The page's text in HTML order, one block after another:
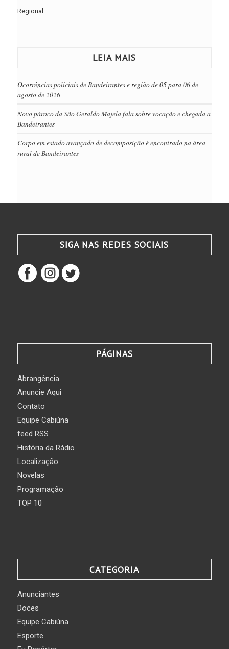
Regional
LEIA MAIS
Ocorrências policiais de Bandeirantes e região de 05 para 06 de
agosto de 2026
Novo pároco da São Geraldo Majela fala sobre vocação e chegada a
Bandeirantes
Corpo em estado avançado de decomposição é encontrado na área
rural de Bandeirantes
SIGA NAS REDES SOCIAIS
PÁGINAS
Abrangência
Anuncie Aqui
Contato
Equipe Cabiúna
feed RSS
História da Rádio
Localização
Novelas
Programação
TOP 10
CATEGORIA
Anunciantes
Doces
Equipe Cabiúna
Esporte